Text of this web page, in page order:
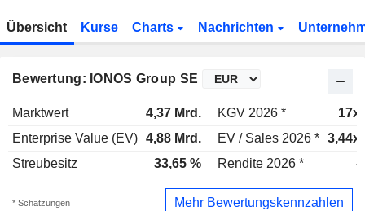
Übersicht Kurse Charts Nachrichten
Bewertung: IONOS Group SE
Marktwert 4,37 Mrd. KGV 2026 *
17x
Enterprise Value (EV) 4,88 Mrd. EV / Sales 2026 * 3,44x
Streubesitz
33,65 % Rendite 2026 * -
* Schätzungen Mehr Bewertungskennzahlen